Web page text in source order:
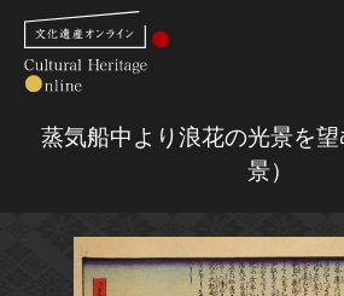
さらに詳細検索
蒸気船中より浪花の光景を
景）